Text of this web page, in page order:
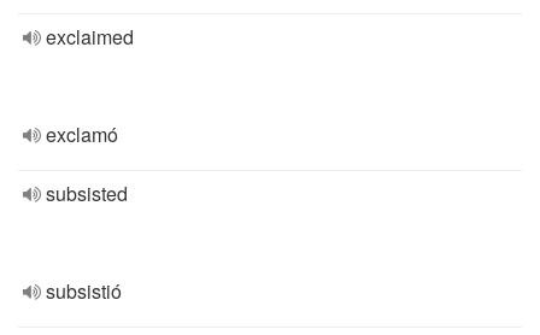
exclaimed
exclamó
subsisted
subsistió